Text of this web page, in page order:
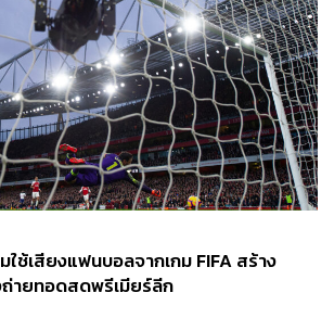
ช้เสียงแฟนบอลจากเกม FIFA สร้าง
ถ่ายทอดสดพรีเมียร์ลีก